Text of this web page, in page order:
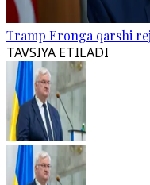
Tramp Eronga qarshi
TAVSIYA ETILADI